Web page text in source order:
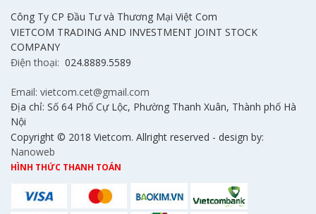
Công Ty CP Đầu Tư và Thương Mại Việt Com
VIETCOM TRADING AND INVESTMENT JOINT STOCK
COMPANY
Điện thoại: 024.8889.5589
Email: vietcom.cet@gmail.com
Địa chỉ: Số 64 Phố Cự Lộc, Phường Thanh Xuân, Thành phố Hà
Nội
Copyright © 2018 Vietcom. Allright reserved - design by:
Nanoweb
HÌNH THỨC THANH TOÁN